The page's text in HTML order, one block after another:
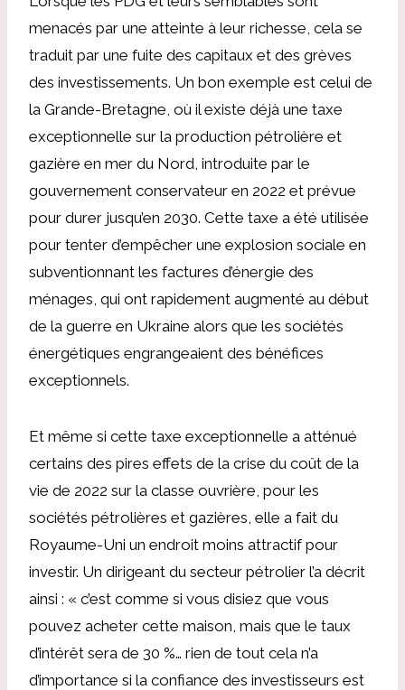
menacés par une atteinte à leur richesse, cela se
traduit par une fuite des capitaux et des grèves
des investissements. Un bon exemple est celui de
la Grande-Bretagne, où il existe déjà une taxe
exceptionnelle sur la production pétrolière et
gazière en mer du Nord, introduite par le
gouvernement conservateur en 2022 et prévue
pour durer jusqu’en 2030. Cette taxe a été utilisée
pour tenter d’empêcher une explosion sociale en
subventionnant les factures d’énergie des
ménages, qui ont rapidement augmenté au début
de la guerre en Ukraine alors que les sociétés
énergétiques engrangeaient des bénéfices
exceptionnels.
Et même si cette taxe exceptionnelle a atténué
certains des pires effets de la crise du coût de la
vie de 2022 sur la classe ouvrière, pour les
sociétés pétrolières et gazières, elle a fait du
Royaume-Uni un endroit moins attractif pour
investir. Un dirigeant du secteur pétrolier l’a décrit
ainsi : « c’est comme si vous disiez que vous
pouvez acheter cette maison, mais que le taux
d’intérêt sera de 30 %… rien de tout cela n’a
d’importance si la confiance des investisseurs est